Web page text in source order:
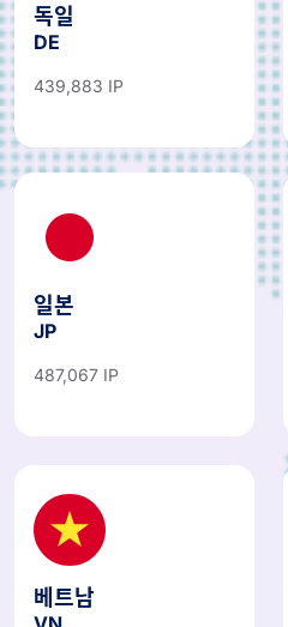
독일
DE
439,883 IP
일본
JP
487,067 IP
베트남
VN